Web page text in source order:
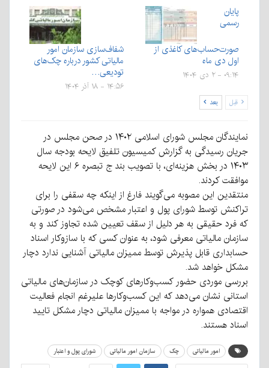
پایان
رسمی
صورت‌حساب‌های کاغذی از
اول دی ماه
۰۹:۱۴ - ۲ دی ۱۴۰۴
شفاف‌سازی سازمان امور
مالیاتی کشور درباره چک‌های
تودیعی…
۱۴:۵۶ - ۱۸ آذر ۱۴۰۴
قبل بعد
نمایندگان مجلس شورای اسلامی ۱۴۰۲ در صحن مجلس در
جریان رسیدگی به گزارش کمیسیون تلفیق لایحه بودجه سال
۱۴۰۳ در بخش هزینه‌ای، با تصویب بند ج تبصره ۶ این لایحه
موافقت کردند.
منتقدین این مصوبه می‌گویند فارغ از اینکه چه سقفی را برای
تراکنش توسط شورای پول و اعتبار مشخص می‌شود در صورتی
که فرد حقیقی به هر دلیل از سقف تعیین شده تجاوز کند و به
سازمان مالیاتی معرفی شود، به عنوان کسی که با سازوکار اسناد
حسابداری قابل پذیرش توسط ممیزان مالیاتی آشنایی ندارد دچار
مشکل خواهد شد.
بررسی موردی حضور کسب‌وکارهای کوچک در سازمان‌های مالیاتی
استانی نشان می‌دهد که این کسب‌وکارها علیرغم انجام فعالیت
اقتصادی همواره در مواجه با ممیزان مالیاتی دچار مشکل تایید
اسناد هستند.
امور مالیاتی چک سازمان امور مالیاتی شورای پول و اعتبار